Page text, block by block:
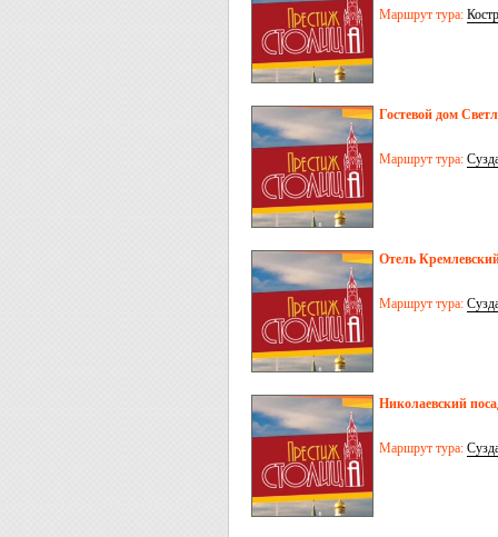
Маршрут тура:
Гостевой дом
Маршрут тура:
Отель
Маршрут тура:
Николаевский
Маршрут тура: